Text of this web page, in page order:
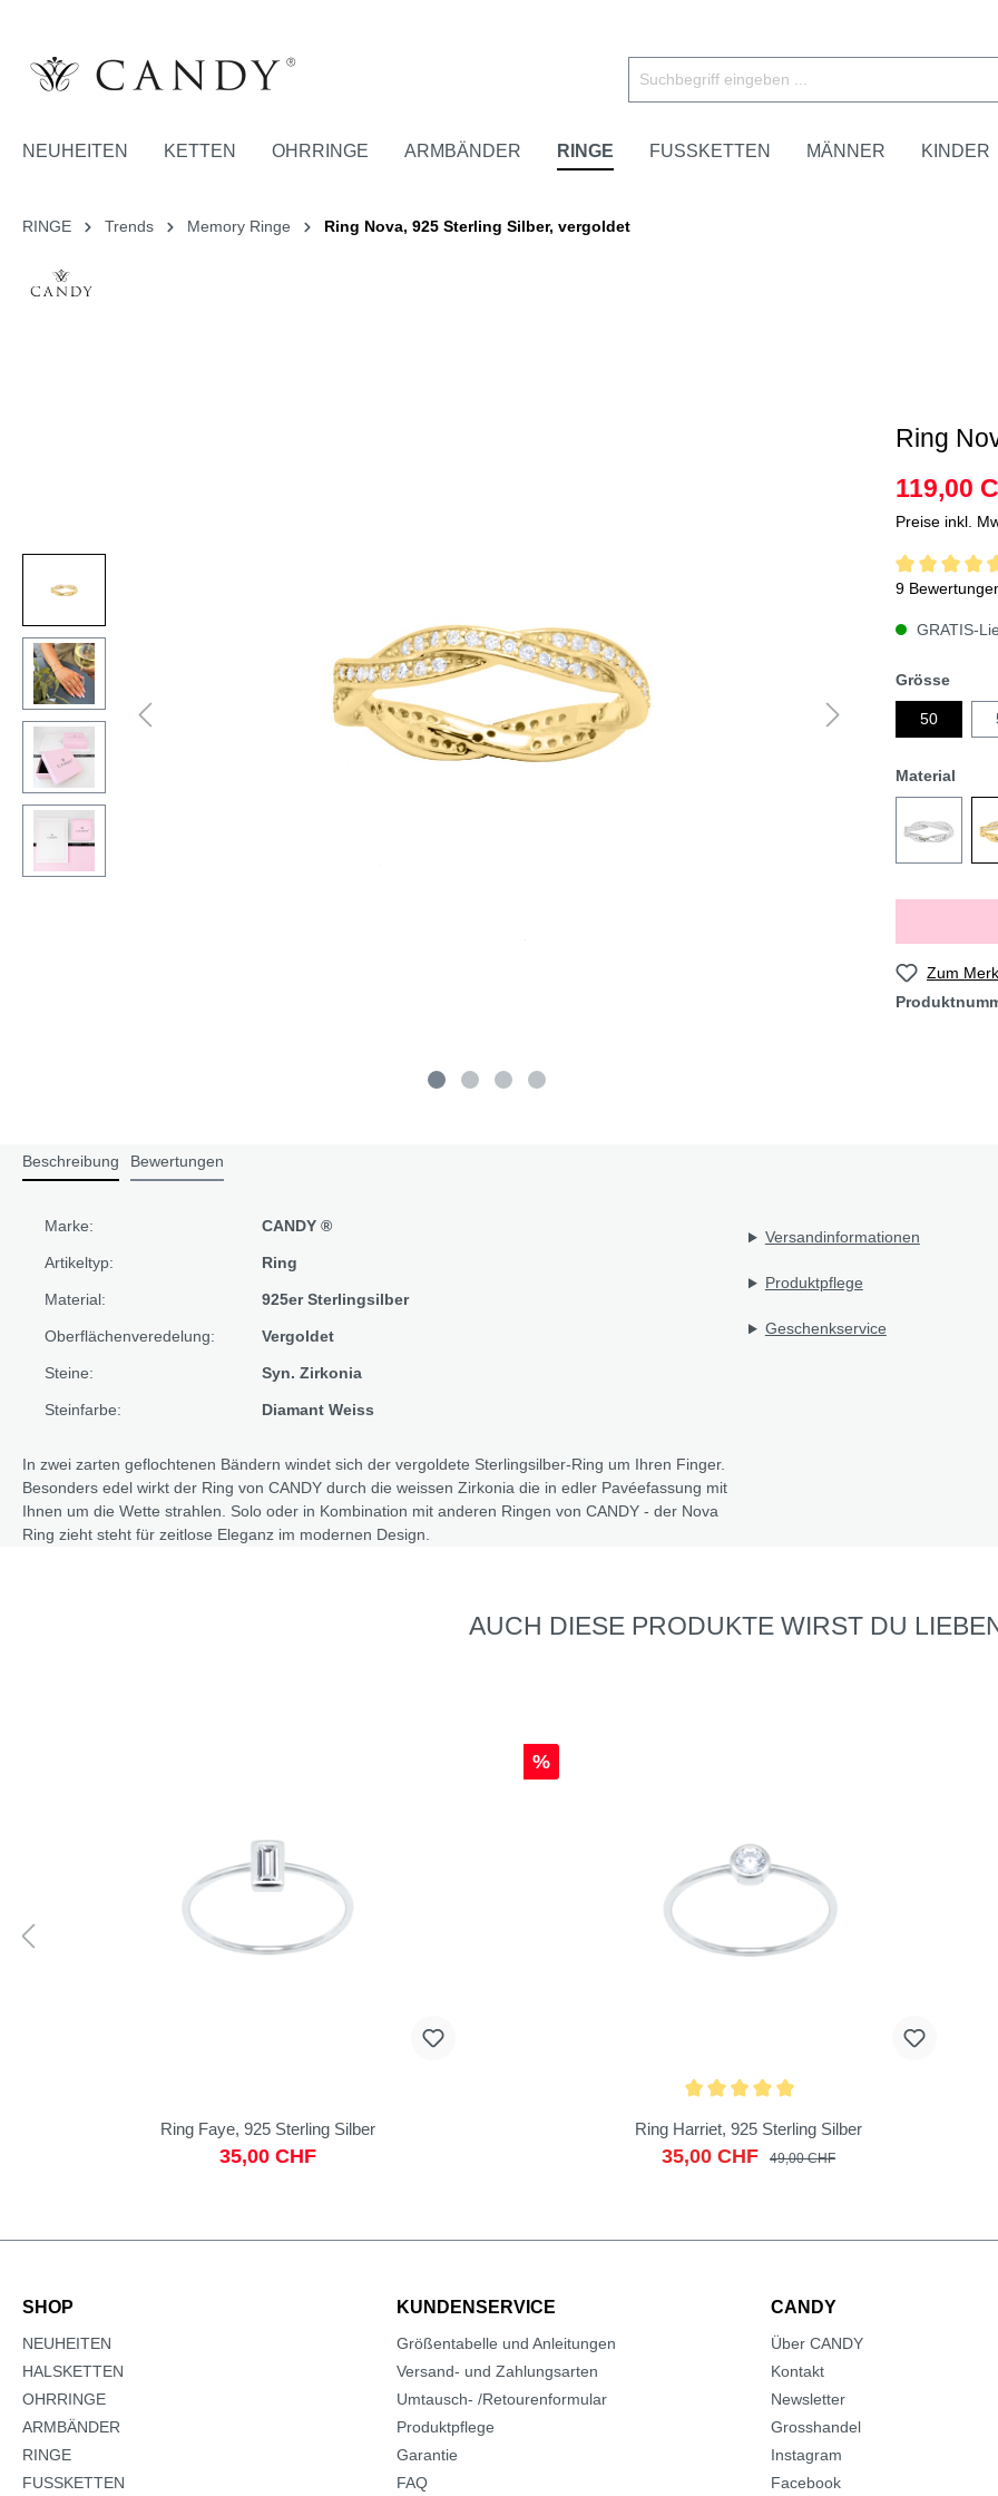
NEUHEITEN KETTEN OHRRINGE ARMBÄNDER RINGE FUSSKETTEN MÄNNER KINDER
RINGE Trends Memory Ringe Ring Nova, 925 Sterling Silber, vergoldet
Ring
119,00
Preise inkl.
9
GRATIS-
Grösse
50
Material
Zum
Beschreibung Bewertungen
Marke: CANDY ®
Artikeltyp: Ring
Material: 925er Sterlingsilber
Oberflächenveredelung: Vergoldet
Steine: Syn. Zirkonia
Steinfarbe: Diamant Weiss
In zwei zarten geflochtenen Bändern windet sich der vergoldete Sterlingsilber-Ring um Ihren Finger.
Besonders edel wirkt der Ring von CANDY durch die weissen Zirkonia die in edler Pavéefassung mit
Ihnen um die Wette strahlen. Solo oder in Kombination mit anderen Ringen von CANDY - der Nova
Ring zieht steht für zeitlose Eleganz im modernen Design.
Versandinformationen
Produktpflege
Geschenkservice
AUCH DIESE PRODUKTE WIRST DU
Ring Faye, 925 Sterling Silber
35,00 CHF
%
Ring Harriet, 925 Sterling Silber
35,00 CHF 49,00 CHF
SHOP
NEUHEITEN
HALSKETTEN
OHRRINGE
ARMBÄNDER
RINGE
FUSSKETTEN
KUNDENSERVICE
Größentabelle und Anleitungen
Versand- und Zahlungsarten
Umtausch- /Retourenformular
Produktpflege
Garantie
FAQ
CANDY
Über CANDY
Kontakt
Newsletter
Grosshandel
Instagram
Facebook